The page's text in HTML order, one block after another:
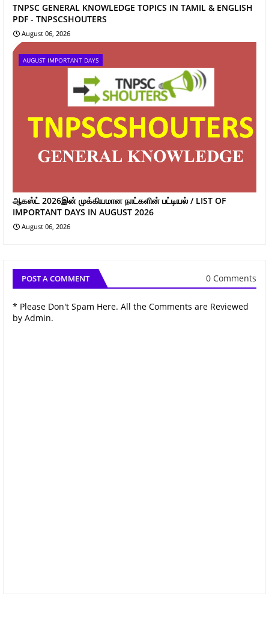
TNPSC GENERAL KNOWLEDGE TOPICS IN TAMIL & ENGLISH
PDF - TNPSCSHOUTERS
August 06, 2026
AUGUST IMPORTANT DAYS
ஆகஸ்ட் 2026இன் முக்கியமான நாட்களின் பட்டியல் / LIST OF
IMPORTANT DAYS IN AUGUST 2026
August 06, 2026
POST A COMMENT 0 Comments
* Please Don't Spam Here. All the Comments are Reviewed
by Admin.